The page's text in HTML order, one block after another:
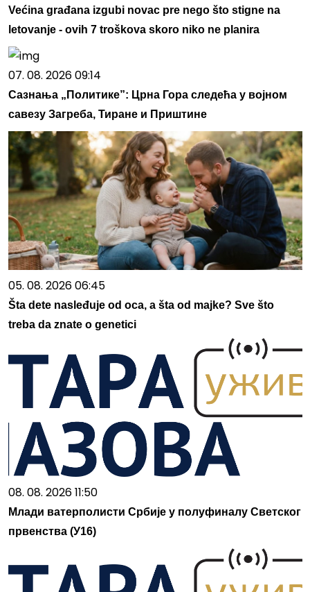
Većina građana izgubi novac pre nego što stigne na
letovanje - ovih 7 troškova skoro niko ne planira
07. 08. 2026 09:14
Сазнања „Политике”: Црна Гора следећа у војном
савезу Загреба, Тиране и Приштине
05. 08. 2026 06:45
Šta dete nasleđuje od oca, a šta od majke? Sve što
treba da znate o genetici
08. 08. 2026 11:50
Млади ватерполисти Србије у полуфиналу Светског
првенства (У16)